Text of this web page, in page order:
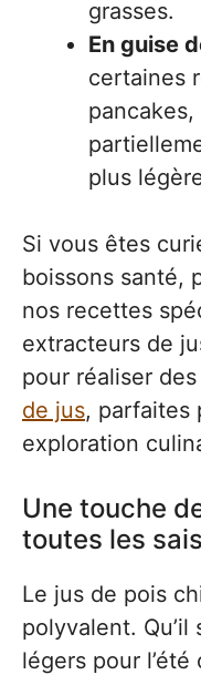
grasses.
En guise
certaines
plus
Si vous êtes
boissons santé,
nos recettes
extracteurs de
pour réaliser des
de jus, parfaites
exploration
Une touche
toutes les
Le jus de pois
polyvalent. Qu’il
légers pour